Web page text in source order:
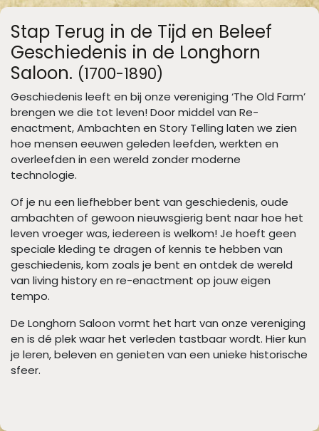
Stap Terug in de Tijd en Beleef
Geschiedenis in de Longhorn
Saloon. (1700-1890)
Geschiedenis leeft en bij onze vereniging ‘The Old Farm’
brengen we die tot leven! Door middel van Re-
enactment, Ambachten en Story Telling laten we zien
hoe mensen eeuwen geleden leefden, werkten en
overleefden in een wereld zonder moderne
technologie.
Of je nu een liefhebber bent van geschiedenis, oude
ambachten of gewoon nieuwsgierig bent naar hoe het
leven vroeger was, iedereen is welkom! Je hoeft geen
speciale kleding te dragen of kennis te hebben van
geschiedenis, kom zoals je bent en ontdek de wereld
van living history en re-enactment op jouw eigen
tempo.
De Longhorn Saloon vormt het hart van onze vereniging
en is dé plek waar het verleden tastbaar wordt. Hier kun
je leren, beleven en genieten van een unieke historische
sfeer.